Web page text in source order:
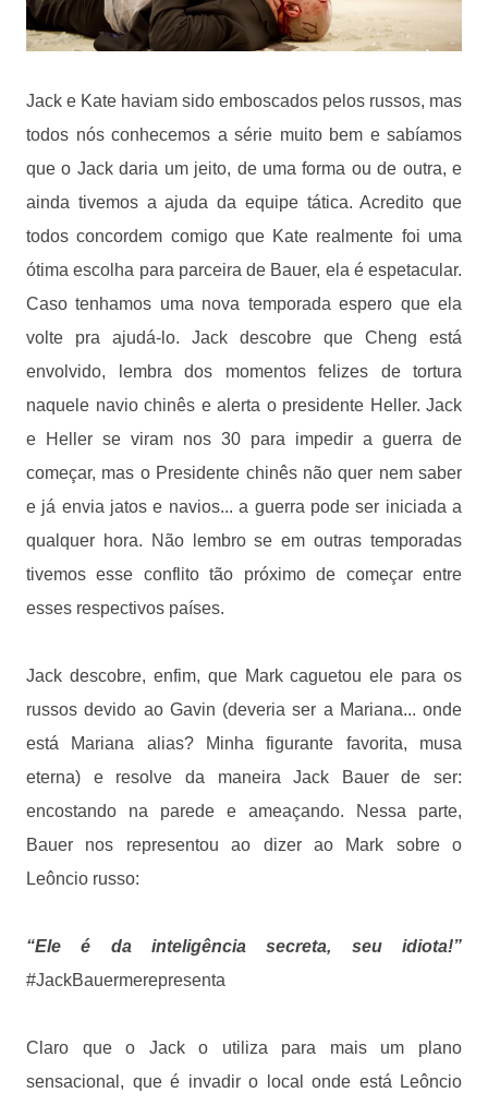
Jack e Kate haviam sido emboscados pelos russos, mas
todos nós conhecemos a série muito bem e sabíamos
que o Jack daria um jeito, de uma forma ou de outra, e
ainda tivemos a ajuda da equipe tática. Acredito que
todos concordem comigo que Kate realmente foi uma
ótima escolha para parceira de Bauer, ela é espetacular.
Caso tenhamos uma nova temporada espero que ela
volte pra ajudá-lo. Jack descobre que Cheng está
envolvido, lembra dos momentos felizes de tortura
naquele navio chinês e alerta o presidente Heller. Jack
e Heller se viram nos 30 para impedir a guerra de
começar, mas o Presidente chinês não quer nem saber
e já envia jatos e navios... a guerra pode ser iniciada a
qualquer hora. Não lembro se em outras temporadas
tivemos esse conflito tão próximo de começar entre
esses respectivos países.
Jack descobre, enfim, que Mark caguetou ele para os
russos devido ao Gavin (deveria ser a Mariana... onde
está Mariana alias? Minha figurante favorita, musa
eterna) e resolve da maneira Jack Bauer de ser:
encostando na parede e ameaçando. Nessa parte,
Bauer nos representou ao dizer ao Mark sobre o
Leôncio russo:
“Ele é da inteligência secreta, seu idiota!”
#JackBauermerepresenta
Claro que o Jack o utiliza para mais um plano
sensacional, que é invadir o local onde está Leôncio